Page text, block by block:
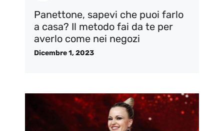
Panettone, sapevi che puoi farlo
a casa? Il metodo fai da te per
averlo come nei negozi
Dicembre 1, 2023